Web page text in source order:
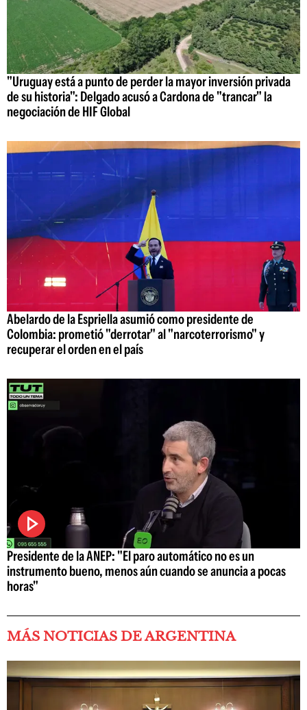
"Uruguay está a punto de perder la mayor inversión privada
de su historia": Delgado acusó a Cardona de "trancar" la
negociación de HIF Global
Abelardo de la Espriella asumió como presidente de
Colombia: prometió "derrotar" al "narcoterrorismo" y
recuperar el orden en el país
Presidente de la ANEP: "El paro automático no es un
instrumento bueno, menos aún cuando se anuncia a pocas
horas"
MÁS NOTICIAS DE ARGENTINA